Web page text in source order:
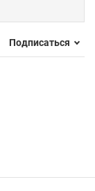
Подписаться